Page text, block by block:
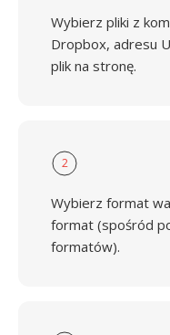
Wybierz pliki z
Dropbox, adresu
plik na stronę.
2
Wybierz format
format (spośród
formatów).